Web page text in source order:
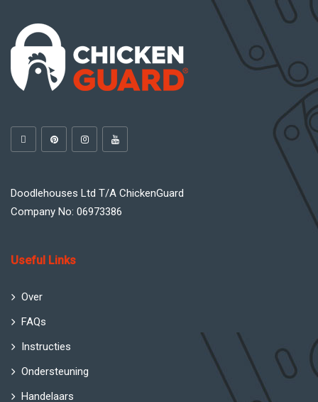
Doodlehouses Ltd T/A ChickenGuard
Company No: 06973386
Useful Links
Over
FAQs
Instructies
Ondersteuning
Handelaars